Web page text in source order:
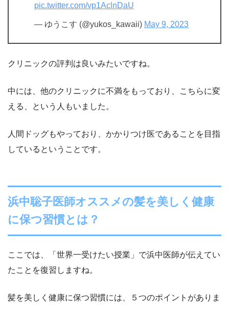
pic.twitter.com/vp1AclnDaU
— ゆうこす (@yukos_kawaii) May 9, 2023
クリニックの評判は良いみたいですね。
中には、他のクリニックに不満をもっており、こちらに変
える、という人もいました。
人間ドッグもやっており、かかりつけ医であることを目指
しているということです。
浜中聡子医師オススメの髪を美しく健康
に保つ習慣とは？
ここでは、「世界一受けたい授業」で浜中医師が伝えてい
たことを復習しますね。
髪を美しく健康に保つ習慣には、５つのポイントがありま